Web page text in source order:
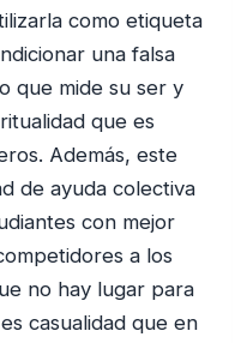
como etiqueta
una falsa
que mide su ser y
que es
Además, este
de ayuda colectiva
con mejor
a los
no hay lugar para
casualidad que en